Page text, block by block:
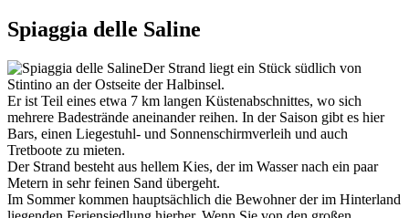
Spiaggia delle Saline
Der Strand liegt ein Stück südlich von
Stintino an der Ostseite der Halbinsel.
Er ist Teil eines etwa 7 km langen Küstenabschnittes, wo sich
mehrere Badestrände aneinander reihen. In der Saison gibt es hier
Bars, einen Liegestuhl- und Sonnenschirmverleih und auch
Tretboote zu mieten.
Der Strand besteht aus hellem Kies, der im Wasser nach ein paar
Metern in sehr feinen Sand übergeht.
Im Sommer kommen hauptsächlich die Bewohner der im Hinterland